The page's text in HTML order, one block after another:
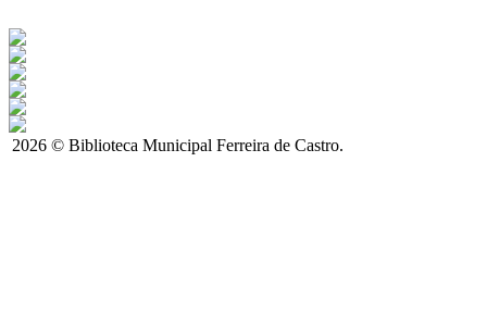
2026 © Biblioteca Municipal Ferreira de Castro.